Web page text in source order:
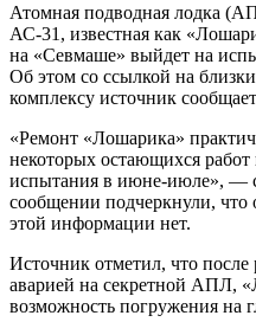
Атомная подводная лодка
АС-31, известная как
на «Севмаше» выйдет на
Об этом со ссылкой на
комплексу источник
«Ремонт «Лошарика»
некоторых остающихся
испытания в июне-июле», —
сообщении подчеркнули,
этой информации нет.
Источник отметил, что после
аварией на секретной АПЛ,
возможность погружения на